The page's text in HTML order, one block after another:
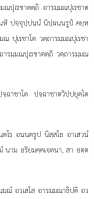
ปุเรชาตตฺถิ อารมฺมณปุเรชาต
หิ ปจฺจุปฺปนฺนํ นิปฺผนฺนรูปํ คยฺห
ปุเรชาโต วตฺถารมฺมณปุเรชา
รมฺมณปุเรชาตตฺถิ วตฺถารมฺมณ
าชาโต ปจฺฉาชาตวิปฺปยุตฺโต
โร อนนฺตรูป นิสฺสโย อาเสวนํ
าม อริยมคฺคเจตนา, สา อตฺต
ณํ อวเสโส อารมฺมณาธิปติ อว